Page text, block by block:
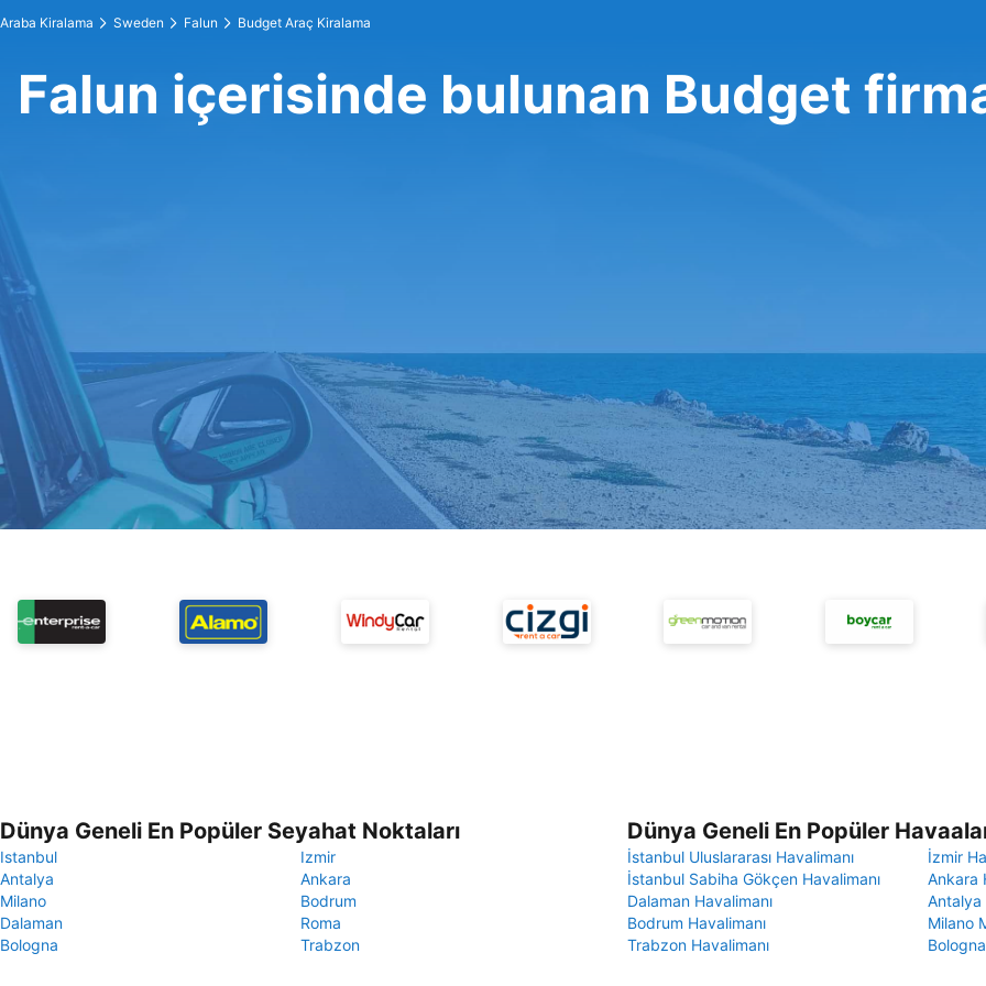
Araba Kiralama Sweden Falun Budget Araç Kiralama
Falun içerisinde bulunan Budget
Dünya Geneli En Popüler Seyahat Noktaları
Istanbul
Izmir
Antalya
Ankara
Milano
Bodrum
Dalaman
Roma
Bologna
Trabzon
Dünya Geneli En Popüler
İstanbul Uluslararası Havalimanı
İzmir
İstanbul Sabiha Gökçen Havalimanı
Ankara
Dalaman Havalimanı
Antalya
Bodrum Havalimanı
Milano
Trabzon Havalimanı